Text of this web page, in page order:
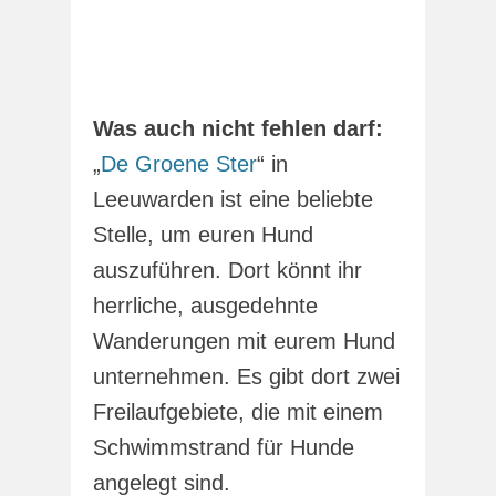
Was auch nicht fehlen darf:
„De Groene Ster“ in
Leeuwarden ist eine beliebte
Stelle, um euren Hund
auszuführen. Dort könnt ihr
herrliche, ausgedehnte
Wanderungen mit eurem Hund
unternehmen. Es gibt dort zwei
Freilaufgebiete, die mit einem
Schwimmstrand für Hunde
angelegt sind.